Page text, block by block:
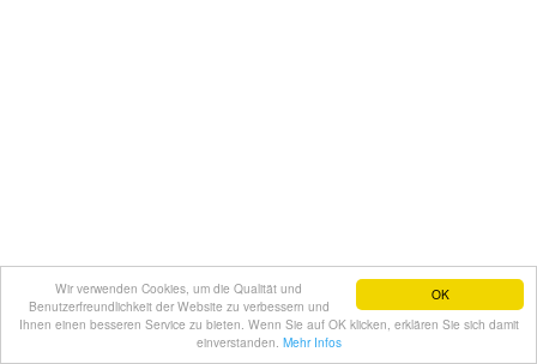
OK
Wir verwenden Cookies, um die Qualität und
Benutzerfreundlichkeit der Website zu verbessern und
Ihnen einen besseren Service zu bieten. Wenn Sie auf OK klicken, erklären Sie sich damit
einverstanden. Mehr Infos